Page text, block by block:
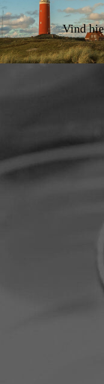
Vind